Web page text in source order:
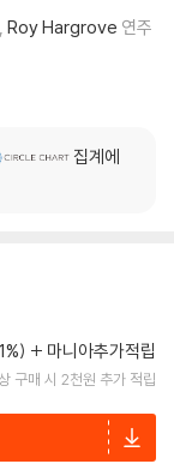
Roy Hargrove 연주
집계에
마니아추가적립
구매 시 2천원 추가 적립